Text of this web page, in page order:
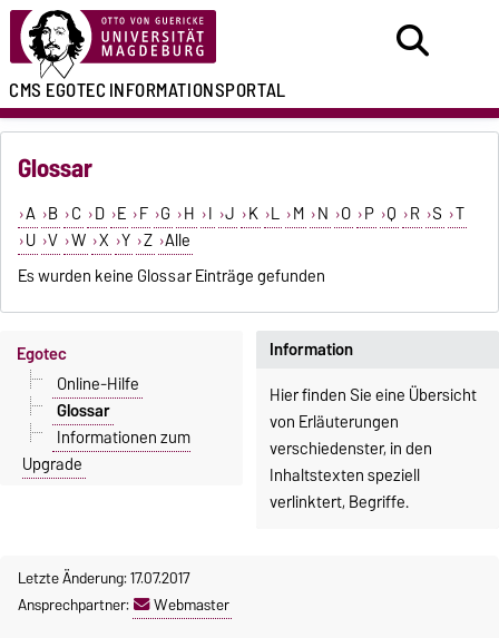
CMS EGOTECINFORMATIONSPORTAL
Glossar
A B C D E F G H I J K L M N O P Q R S T
U V W X Y Z Alle
Es wurden keine Glossar Einträge gefunden
Information
Hier finden Sie eine Übersicht
von Erläuterungen
verschiedenster, in den
Inhaltstexten speziell
verlinktert, Begriffe.
Egotec
Online-Hilfe
Glossar
Informationen zum
Upgrade
Letzte Änderung: 17.07.2017
Ansprechpartner:
Webmaster